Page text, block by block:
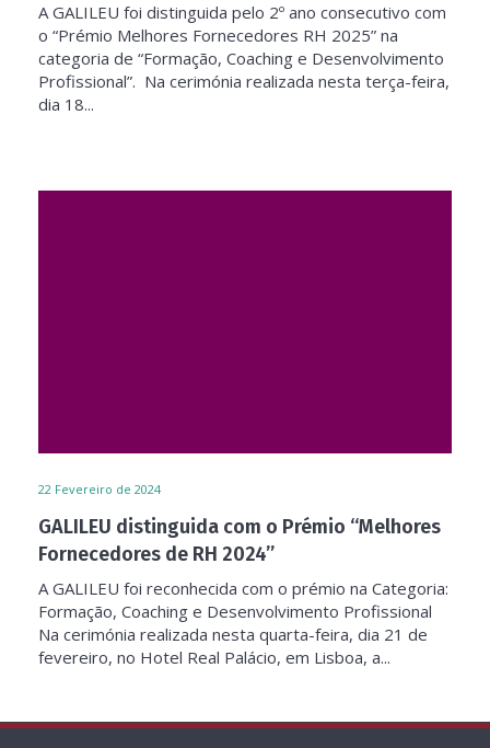
A GALILEU foi distinguida pelo 2º ano consecutivo com
o “Prémio Melhores Fornecedores RH 2025” na
categoria de “Formação, Coaching e Desenvolvimento
Profissional”. Na cerimónia realizada nesta terça-feira,
dia 18...
22 Fevereiro de 2024
GALILEU distinguida com o Prémio “Melhores
Fornecedores de RH 2024”
A GALILEU foi reconhecida com o prémio na Categoria:
Formação, Coaching e Desenvolvimento Profissional
Na cerimónia realizada nesta quarta-feira, dia 21 de
fevereiro, no Hotel Real Palácio, em Lisboa, a...